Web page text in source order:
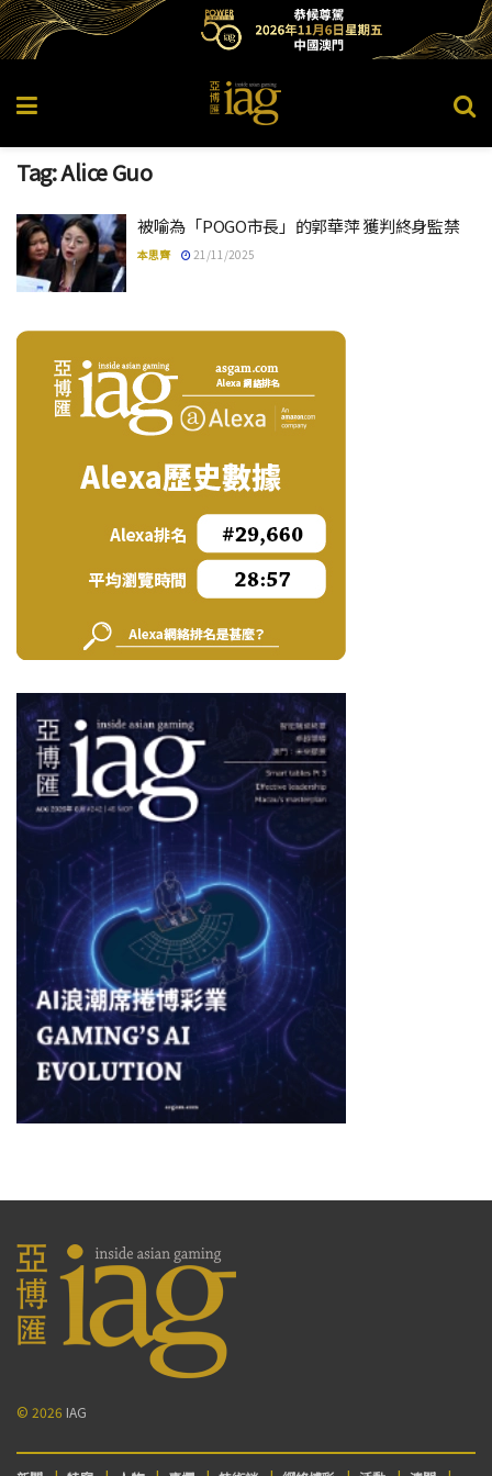
Tag:Alice Guo
被喻為「POGO市長」的郭華萍 獲判終身監禁
本思齊 21/11/2025
© 2026 IAG